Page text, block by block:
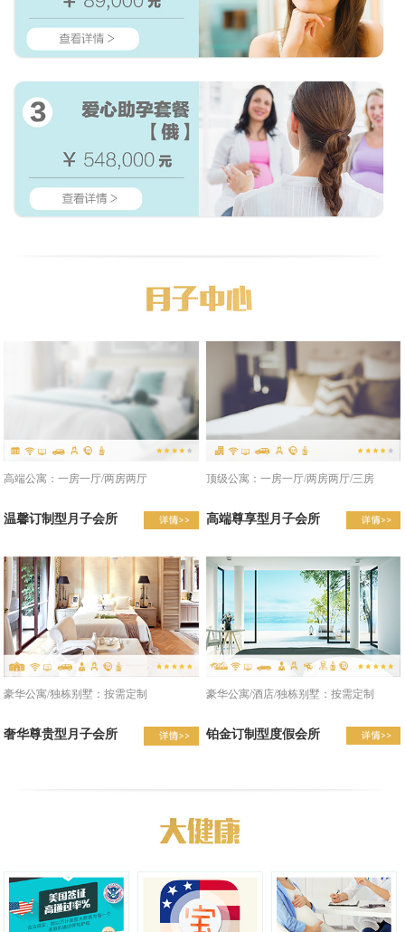
高端公寓：一房一厅/两房两厅
温馨订制型月子会所
顶级公寓：一房一厅/两房两厅/三房
高端尊享型月子会所
豪华公寓/独栋别墅：按需定制
奢华尊贵型月子会所
豪华公寓/酒店/独栋别墅：按需定制
铂金订制型度假会所